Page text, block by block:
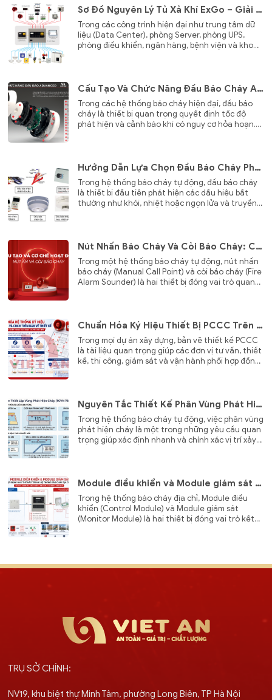
nhanh sự cố, giảm báo động giả và hỗ trợ quản lý
tập trung hiệu quả.
Sơ Đồ Nguyên Lý Tủ Xả Khí ExGo – Giải Pháp Chữa Cháy Tự Động Bảo Vệ Tài Sản Và Con Người
Trong các công trình hiện đại như trung tâm dữ
liệu (Data Center), phòng Server, phòng UPS,
phòng điều khiển, ngân hàng, bệnh viện và kho
Cấu Tạo Và Chức Năng Đầu Báo Cháy Advanced Axis EN & AxisGo – Giải Pháp Phát Hiện Cháy Thế Hệ Mới
Trong các hệ thống báo cháy hiện đại, đầu báo
cháy là thiết bị quan trọng quyết định tốc độ
phát hiện và cảnh báo khi có nguy cơ hỏa hoạn.
giảm thiểu tối đa báo động giả. Không chỉ sở hữu
thiết kế hiện đại, các đầu báo còn được tối ưu về
cấu tạo để nâng cao hiệu suất hoạt động và đơn
giản hóa quá trình lắp đặt, bảo trì.
Hướng Dẫn Lựa Chọn Đầu Báo Cháy Phù Hợp Cho Từng Công Trình
Trong hệ thống báo cháy tự động, đầu báo cháy
là thiết bị đầu tiên phát hiện các dấu hiệu bất
thường như khói, nhiệt hoặc ngọn lửa và truyền
Nút Nhấn Báo Cháy Và Còi Báo Cháy: Cấu Tạo, Nguyên Lý Hoạt Động Và Vai Trò Trong Hệ Thống Báo Cháy
Trong một hệ thống báo cháy tự động, nút nhấn
báo cháy (Manual Call Point) và còi báo cháy (Fire
Alarm Sounder) là hai thiết bị đóng vai trò quan
Chuẩn Hóa Ký Hiệu Thiết Bị PCCC Trên Bản Vẽ Thiết Kế – Nâng Cao Hiệu Quả Thiết Kế, Thi Công Và Vận Hành
Trong mọi dự án xây dựng, bản vẽ thiết kế PCCC
là tài liệu quan trọng giúp các đơn vị tư vấn, thiết
kế, thi công, giám sát và vận hành phối hợp đồng
Nguyên Tắc Thiết Kế Phân Vùng Phát Hiện Cháy Và Bố Trí Thiết Bị Chỉ Thị Trong Hệ Thống Báo Cháy
Trong hệ thống báo cháy tự động, việc phân vùng
phát hiện cháy là một trong những yêu cầu quan
trọng giúp xác định nhanh và chính xác vị trí xảy
Module điều khiển và Module giám sát hoạt động như thế nào trong hệ thống báo cháy địa chỉ?
Trong hệ thống báo cháy địa chỉ, Module điều
khiển (Control Module) và Module giám sát
(Monitor Module) là hai thiết bị đóng vai trò kết
TRỤ SỞ CHÍNH:
NV19, khu biệt thự Minh Tâm, phường Long Biên, TP Hà Nội